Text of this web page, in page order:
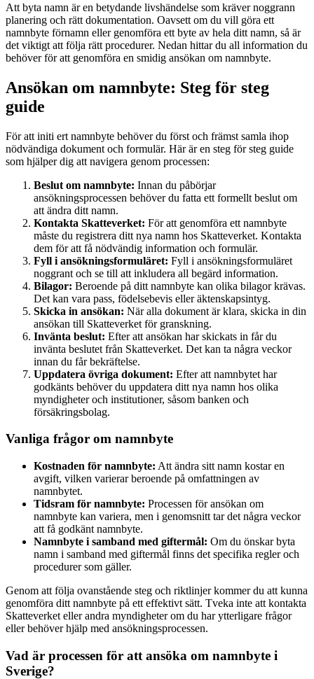
Att byta namn är en betydande livshändelse som kräver noggrann
planering och rätt dokumentation. Oavsett om du vill göra ett
namnbyte förnamn eller genomföra ett byte av hela ditt namn, så är
det viktigt att följa rätt procedurer. Nedan hittar du all information du
behöver för att genomföra en smidig ansökan om namnbyte.
Ansökan om namnbyte: Steg för steg
guide
För att initi ert namnbyte behöver du först och främst samla ihop
nödvändiga dokument och formulär. Här är en steg för steg guide
som hjälper dig att navigera genom processen:
Beslut om namnbyte: Innan du påbörjar
ansökningsprocessen behöver du fatta ett formellt beslut om
att ändra ditt namn.
Kontakta Skatteverket: För att genomföra ett namnbyte
måste du registrera ditt nya namn hos Skatteverket. Kontakta
dem för att få nödvändig information och formulär.
Fyll i ansökningsformuläret: Fyll i ansökningsformuläret
noggrant och se till att inkludera all begärd information.
Bilagor: Beroende på ditt namnbyte kan olika bilagor krävas.
Det kan vara pass, födelsebevis eller äktenskapsintyg.
Skicka in ansökan: När alla dokument är klara, skicka in din
ansökan till Skatteverket för granskning.
Invänta beslut: Efter att ansökan har skickats in får du
invänta beslutet från Skatteverket. Det kan ta några veckor
innan du får bekräftelse.
Uppdatera övriga dokument: Efter att namnbytet har
godkänts behöver du uppdatera ditt nya namn hos olika
myndigheter och institutioner, såsom banken och
försäkringsbolag.
Vanliga frågor om namnbyte
Kostnaden för namnbyte: Att ändra sitt namn kostar en
avgift, vilken varierar beroende på omfattningen av
namnbytet.
Tidsram för namnbyte: Processen för ansökan om
namnbyte kan variera, men i genomsnitt tar det några veckor
att få godkänt namnbyte.
Namnbyte i samband med giftermål: Om du önskar byta
namn i samband med giftermål finns det specifika regler och
procedurer som gäller.
Genom att följa ovanstående steg och riktlinjer kommer du att kunna
genomföra ditt namnbyte på ett effektivt sätt. Tveka inte att kontakta
Skatteverket eller andra myndigheter om du har ytterligare frågor
eller behöver hjälp med ansökningsprocessen.
Vad är processen för att ansöka om namnbyte i
Sverige?